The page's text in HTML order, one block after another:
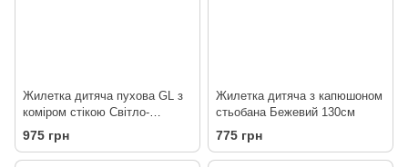
Жилетка дитяча пухова GL з
коміром стікою Світло-
зелений 130см
975 грн
Жилетка дитяча з капюшоном
стьобана Бежевий 130см
775 грн